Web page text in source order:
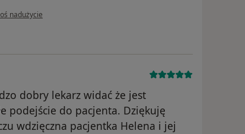
użytkownika Kinga
nadużycie
dobry lekarz widać że jest
podejście do pacjenta. Dziękuję
wdzięczna pacjentka Helena i jej